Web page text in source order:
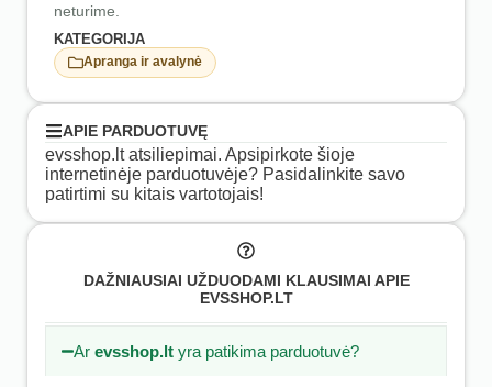
neturime.
KATEGORIJA
Apranga ir avalynė
APIE PARDUOTUVĘ
evsshop.lt atsiliepimai. Apsipirkote šioje
internetinėje parduotuvėje? Pasidalinkite savo
patirtimi su kitais vartotojais!
DAŽNIAUSIAI UŽDUODAMI KLAUSIMAI APIE
EVSSHOP.LT
Arevsshop.lt yra patikima parduotuvė?